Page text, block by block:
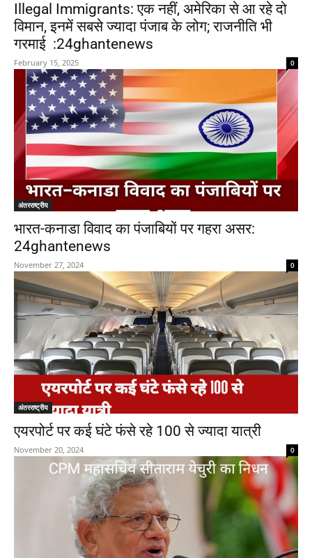
Illegal Immigrants: एक नहीं, अमेरिका से आ रहे दो
विमान, इनमें सबसे ज्यादा पंजाब के लोग; राजनीति भी
गरमाई :24ghantenews
February 15, 2025 0
अंतरराष्ट्रीय
भारत-कनाडा विवाद का पंजाबियों पर गहरा असर:
24ghantenews
November 27, 2024 0
अंतरराष्ट्रीय
एयरपोर्ट पर कई घंटे फंसे रहे 100 से ज्यादा यात्री
November 20, 2024 0